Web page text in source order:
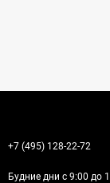
+7 (495) 128-22-72
Будние дни с 9:00 до